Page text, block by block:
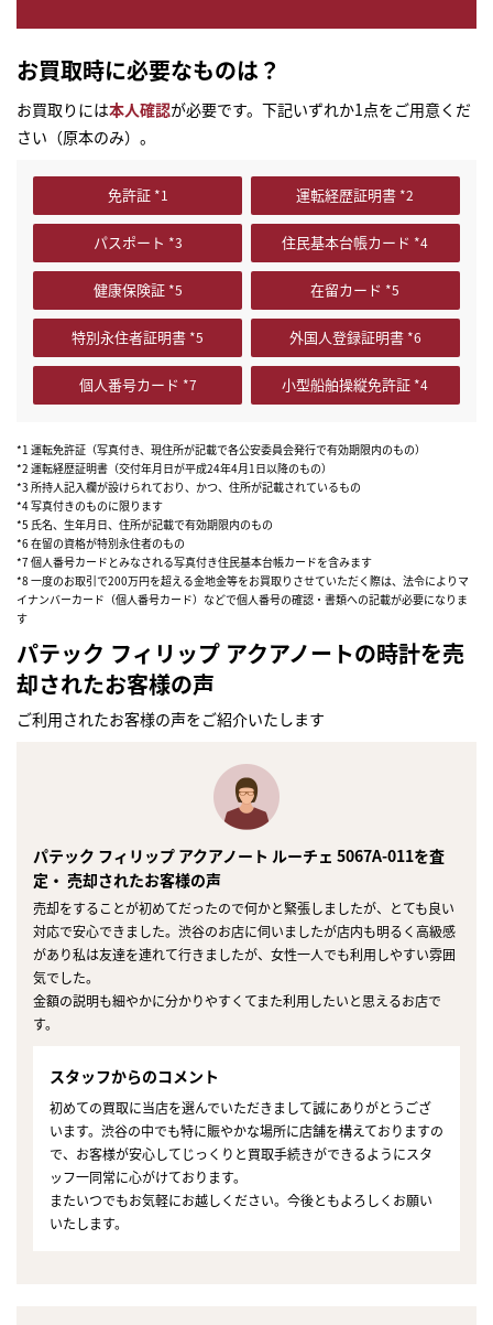
お買取時に必要なものは？
お買取りには本人確認が必要です。下記いずれか1点をご用意くだ
さい（原本のみ）。
免許証 運転経歴証明書
パスポート 住民基本台帳カード
健康保険証 在留カード
特別永住者証明書 外国人登録証明書
個人番号カード 小型船舶操縦免許証
*1 運転免許証（写真付き、現住所が記載で各公安委員会発行で有効期限内のもの）
*2 運転経歴証明書（交付年月日が平成24年4月1日以降のもの）
*3 所持人記入欄が設けられており、かつ、住所が記載されているもの
*4 写真付きのものに限ります
*5 氏名、生年月日、住所が記載で有効期限内のもの
*6 在留の資格が特別永住者のもの
*7 個人番号カードとみなされる写真付き住民基本台帳カードを含みます
*8 一度のお取引で200万円を超える金地金等をお買取りさせていただく際は、法令によりマ
イナンバーカード（個人番号カード）などで個人番号の確認・書類への記載が必要になりま
す
パテック フィリップ アクアノートの時計を売
却されたお客様の声
ご利用されたお客様の声をご紹介いたします
パテック フィリップ アクアノート ルーチェ 5067A-011を査
定・ 売却されたお客様の声
売却をすることが初めてだったので何かと緊張しましたが、とても良い
対応で安心できました。渋谷のお店に伺いましたが店内も明るく高級感
があり私は友達を連れて行きましたが、女性一人でも利用しやすい雰囲
気でした。
金額の説明も細やかに分かりやすくてまた利用したいと思えるお店で
す。
スタッフからのコメント
初めての買取に当店を選んでいただきまして誠にありがとうござ
います。渋谷の中でも特に賑やかな場所に店舗を構えておりますの
で、お客様が安心してじっくりと買取手続きができるようにスタ
ッフ一同常に心がけております。
またいつでもお気軽にお越しください。今後ともよろしくお願い
いたします。